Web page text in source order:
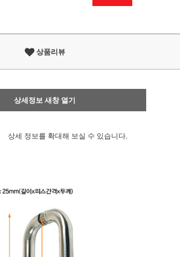
상품리뷰
상세정보 새창 열기
상세 정보를 확대해 보실 수 있습니다.